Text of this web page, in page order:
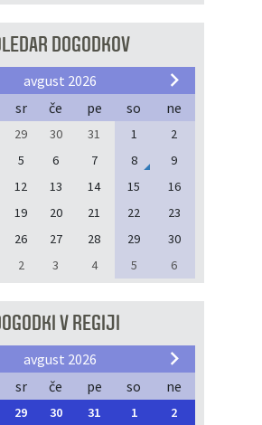
DOGODKOV
avgust 2026
sr če pe so ne
29 30 31 1
2
5 6 7 8
9
12 13 14 15
16
19 20 21 22
23
26 27 28 29
30
2 3 4 5 6
V REGIJI
avgust 2026
sr če pe so ne
29 30 31 1
2